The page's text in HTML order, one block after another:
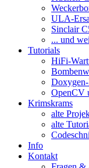
ULA-
Sinclair
... und
Tutorials
HiFi-
OpenCV
Krimskrams
alte
alte
Info
Kontakt